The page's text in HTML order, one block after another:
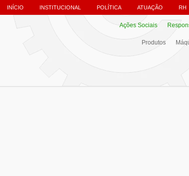
INÍCIO INSTITUCIONAL POLÍTICA ATUAÇÃO RH
Ações Sociais
Produtos